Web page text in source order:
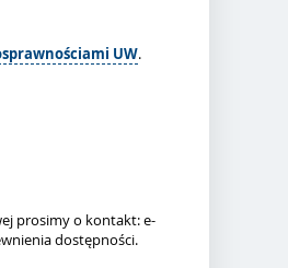
UW.
prosimy o kontakt: e-
dostępności.